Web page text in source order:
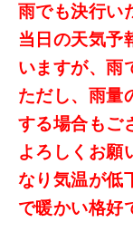
雨でも決行い
当日の天気予
いますが、雨
ただし、雨量
する場合もご
よろしくお願
なり気温が低
で暖かい格好